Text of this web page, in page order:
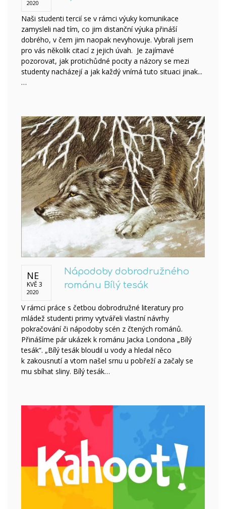
2020
Naši studenti tercií se v rámci výuky komunikace
zamysleli nad tím, co jim distanční výuka přináší
dobrého, v čem jim naopak nevyhovuje. Vybrali jsem
pro vás několik citací z jejich úvah. Je zajímavé
pozorovat, jak protichůdné pocity a názory se mezi
studenty nacházejí a jak každý vnímá tuto situaci jinak...
…
NE
KVĚ 3
2020
Nápodoby dobrodružného
románu Bílý tesák
V rámci práce s četbou dobrodružné literatury pro
mládež studenti primy vytvářeli vlastní návrhy
pokračování či nápodoby scén z čtených románů.
Přinášíme pár ukázek k románu Jacka Londona „Bílý
tesák“. „Bílý tesák bloudil u vody a hledal něco
k zakousnutí a vtom našel srnu u pobřeží a začaly se
mu sbíhat sliny. Bílý tesák…